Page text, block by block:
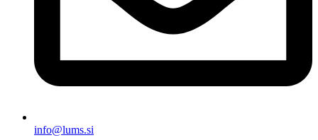
info@lums.si